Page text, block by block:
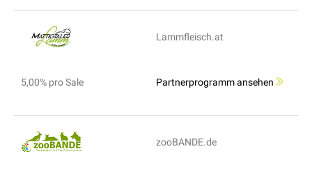
Lammfleisch.at
5,00% pro Sale Partnerprogramm ansehen
zooBANDE.de